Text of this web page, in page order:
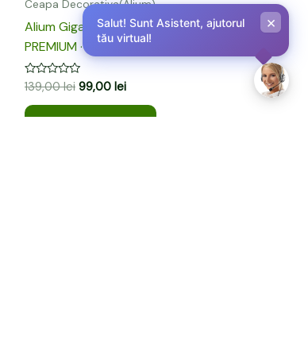
Ceapa Decorativa(Alium)
Alium Gigant – Pachet START | 3 bulbi
PREMIUM · Flori „glob” spectaculoase
Evaluat
la
0
din
139,00lei 99,00 lei
Salut! Sunt Asistent, ajutorul
tău virtual!
×